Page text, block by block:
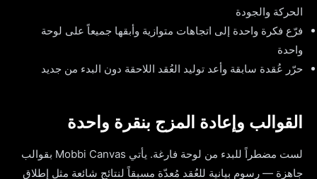
الحركة والجودة
فرّع فكرة واحدة إلى اتجاهات متوازية وأبقها جميعاً على لوحة
واحدة
حرّر عُقدة سابقة وأعد توليد العُقد اللاحقة دون البدء من جديد
القوالب وإعادة المزج بنقرة واحدة
لست مضطراً للبدء من لوحة فارغة. يأتي Mobbi Canvas بقوالب
جاهزة — رسوم بيانية للعُقد مُعدّة مسبقاً لنتائج شائعة مثل إطلاق